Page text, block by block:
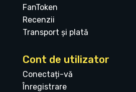
FanToken
Recenzii
Transport și plată
Cont de utilizator
Conectați-vă
Înregistrare